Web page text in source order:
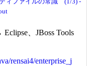
Eclipse、JBoss Tools